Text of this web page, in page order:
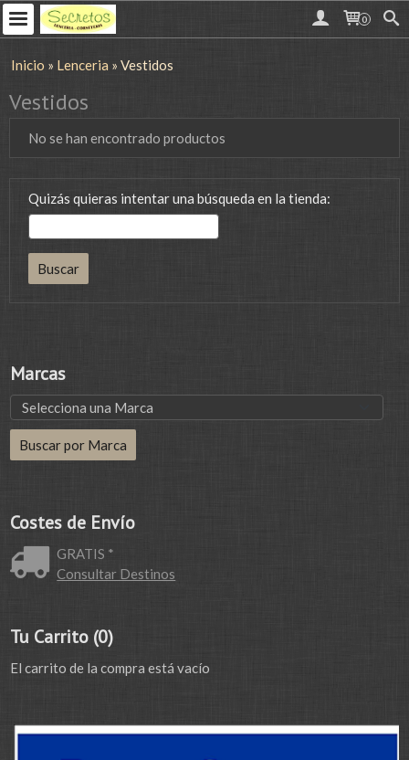
0
Marcas
Costes de Envío
GRATIS *
Consultar Destinos
Tu Carrito (0)
El carrito de la compra está vacío
Inicio » Lenceria » Vestidos
Vestidos
No se han encontrado productos
Quizás quieras intentar una búsqueda en la tienda: